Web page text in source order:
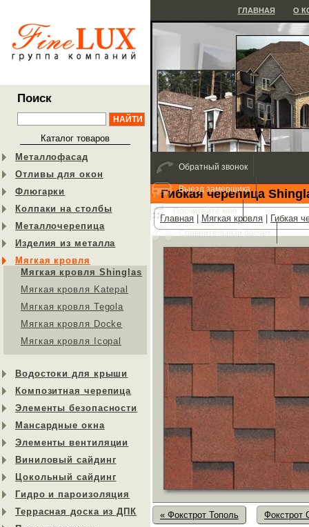
Поиск
Каталог товаров
Металлофасад
Отливы для окон
Флюгарки
Колпаки на столбы
Металлочерепица
Изделия из металла
Мягкая кровля
Мягкая кровля Shinglas
Мягкая кровля Katepal
Мягкая кровля Tegola
Мягкая кровля Docke
Мягкая кровля Icopal
Водостоки для крыши
Композитная черепица
Элементы безопасности
Мансардные окна
Элементы вентиляции
Виниловый сайдинг
Цокольный сайдинг
Гидро и пароизоляция
Террасная доска из ДПК
ГЛАВНАЯ О
Гибкая черепица
Главная Мягкая кровля Гибкая
« Фокстрот Тополь Фокстрот
Обратный звонок
Выезд замерщика
Посчитайте мне
Сравнительный расчет